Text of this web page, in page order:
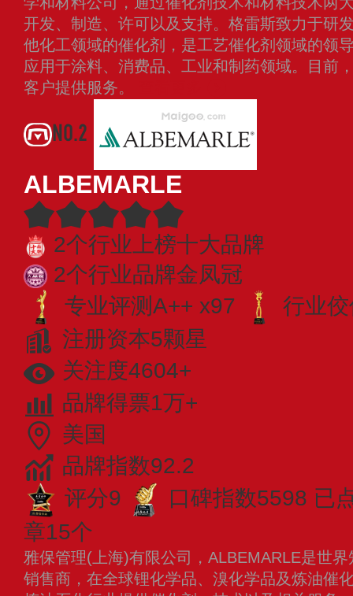
开发、制造、许可以及支持。格雷斯致力于研
他化工领域的催化剂，是工艺催化剂领域的领
应用于涂料、消费品、工业和制药领域。目前
客户提供服务。
NO.2
ALBEMARLE
2个行业上榜十大品牌
2个行业品牌金凤冠
专业​评测A++ x97
行业
注册资本5颗星
关注度4604+
品牌得票1万+
美国
品牌指数92.2
评分9
口碑指数5598 已
章15个
雅保管理(上海)有限公司，ALBEMARLE是世
销售商，在全球锂化学品、溴化学品及炼油催